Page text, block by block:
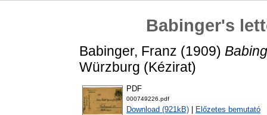
Babinger's
Babinger, Franz (1909)
Würzburg (Kézirat)
PDF
000749226.pdf
Download (921kB) Előzetes bemutató